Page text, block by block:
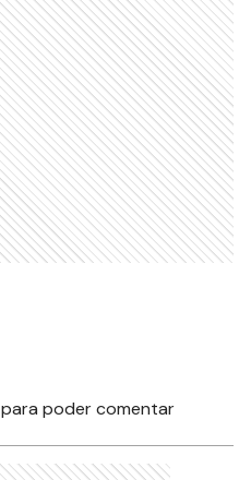
para poder comentar